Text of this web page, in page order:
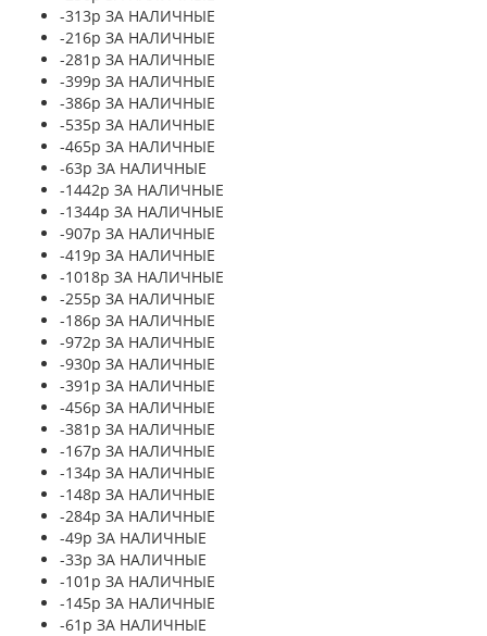
-313р ЗА НАЛИЧНЫЕ
-216р ЗА НАЛИЧНЫЕ
-281р ЗА НАЛИЧНЫЕ
-399р ЗА НАЛИЧНЫЕ
-386р ЗА НАЛИЧНЫЕ
-535р ЗА НАЛИЧНЫЕ
-465р ЗА НАЛИЧНЫЕ
-63р ЗА НАЛИЧНЫЕ
-1442р ЗА НАЛИЧНЫЕ
-1344р ЗА НАЛИЧНЫЕ
-907р ЗА НАЛИЧНЫЕ
-419р ЗА НАЛИЧНЫЕ
-1018р ЗА НАЛИЧНЫЕ
-255р ЗА НАЛИЧНЫЕ
-186р ЗА НАЛИЧНЫЕ
-972р ЗА НАЛИЧНЫЕ
-930р ЗА НАЛИЧНЫЕ
-391р ЗА НАЛИЧНЫЕ
-456р ЗА НАЛИЧНЫЕ
-381р ЗА НАЛИЧНЫЕ
-167р ЗА НАЛИЧНЫЕ
-134р ЗА НАЛИЧНЫЕ
-148р ЗА НАЛИЧНЫЕ
-284р ЗА НАЛИЧНЫЕ
-49р ЗА НАЛИЧНЫЕ
-33р ЗА НАЛИЧНЫЕ
-101р ЗА НАЛИЧНЫЕ
-145р ЗА НАЛИЧНЫЕ
-61р ЗА НАЛИЧНЫЕ